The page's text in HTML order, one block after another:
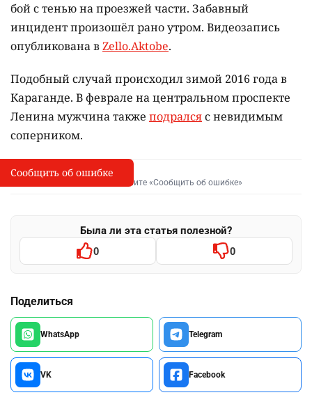
бой с тенью на проезжей части. Забавный
инцидент произошёл рано утром. Видеозапись
опубликована вZello.Aktobe.
Подобный случай происходил зимой 2016 года в
Караганде. В феврале на центральном проспекте
Ленина мужчина также подралсяс невидимым
соперником.
I
Сообщить об опечатке
Выделите фрагмент и нажмите «Сообщить об ошибке»
Была ли эта статья полезной?
0 0
Поделиться
WhatsApp Telegram
VK Facebook
Сообщить об ошибке